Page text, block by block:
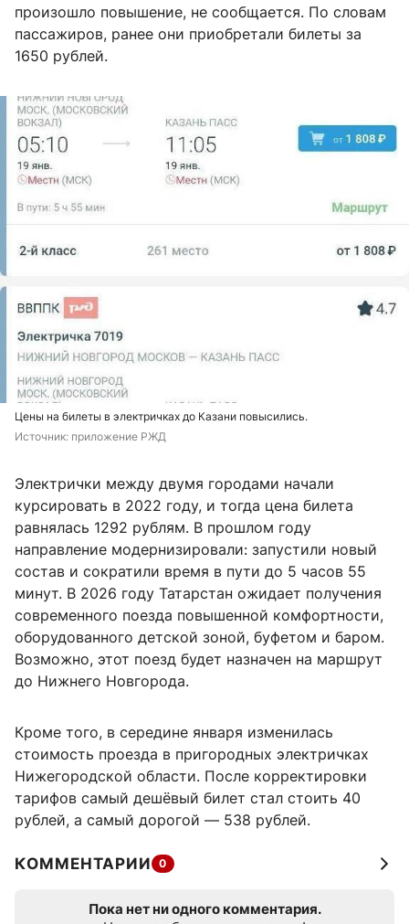
произошло повышение, не сообщается. По словам
пассажиров, ранее они приобретали билеты за
1650 рублей.
Цены на билеты в электричках до Казани повысились.
Источник: приложение РЖД
Электрички между двумя городами начали
курсировать в 2022 году, и тогда цена билета
равнялась 1292 рублям. В прошлом году
направление модернизировали: запустили новый
состав и сократили время в пути до 5 часов 55
минут. В 2026 году Татарстан ожидает получения
современного поезда повышенной комфортности,
оборудованного детской зоной, буфетом и баром.
Возможно, этот поезд будет назначен на маршрут
до Нижнего Новгорода.
Кроме того, в середине января изменилась
стоимость проезда в пригородных электричках
Нижегородской области. После корректировки
тарифов самый дешёвый билет стал стоить 40
рублей, а самый дорогой — 538 рублей.
КОММЕНТАРИИ 0
Пока нет ни одного комментария.